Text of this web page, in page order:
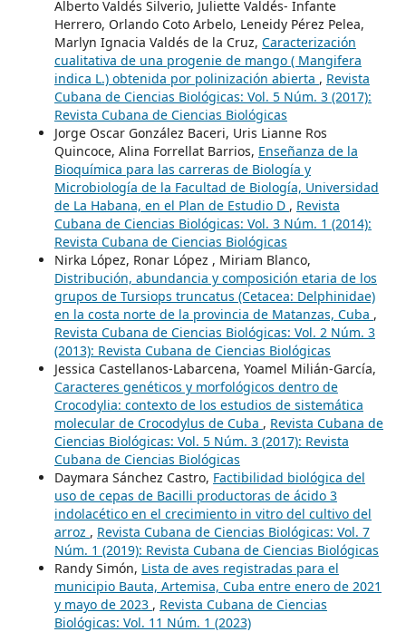
Alberto Valdés Silverio, Juliette Valdés- Infante
Herrero, Orlando Coto Arbelo, Leneidy Pérez Pelea,
Marlyn Ignacia Valdés de la Cruz, Caracterización
cualitativa de una progenie de mango ( Mangifera
indica L.) obtenida por polinización abierta , Revista
Cubana de Ciencias Biológicas: Vol. 5 Núm. 3 (2017):
Revista Cubana de Ciencias Biológicas
Jorge Oscar González Baceri, Uris Lianne Ros
Quincoce, Alina Forrellat Barrios, Enseñanza de la
Bioquímica para las carreras de Biología y
Microbiología de la Facultad de Biología, Universidad
de La Habana, en el Plan de Estudio D , Revista
Cubana de Ciencias Biológicas: Vol. 3 Núm. 1 (2014):
Revista Cubana de Ciencias Biológicas
Nirka López, Ronar López , Miriam Blanco,
Distribución, abundancia y composición etaria de los
grupos de Tursiops truncatus (Cetacea: Delphinidae)
en la costa norte de la provincia de Matanzas, Cuba ,
Revista Cubana de Ciencias Biológicas: Vol. 2 Núm. 3
(2013): Revista Cubana de Ciencias Biológicas
Jessica Castellanos-Labarcena, Yoamel Milián-García,
Caracteres genéticos y morfológicos dentro de
Crocodylia: contexto de los estudios de sistemática
molecular de Crocodylus de Cuba , Revista Cubana de
Ciencias Biológicas: Vol. 5 Núm. 3 (2017): Revista
Cubana de Ciencias Biológicas
Daymara Sánchez Castro, Factibilidad biológica del
uso de cepas de Bacilli productoras de ácido 3
indolacético en el crecimiento in vitro del cultivo del
arroz , Revista Cubana de Ciencias Biológicas: Vol. 7
Núm. 1 (2019): Revista Cubana de Ciencias Biológicas
Randy Simón, Lista de aves registradas para el
municipio Bauta, Artemisa, Cuba entre enero de 2021
y mayo de 2023 , Revista Cubana de Ciencias
Biológicas: Vol. 11 Núm. 1 (2023)